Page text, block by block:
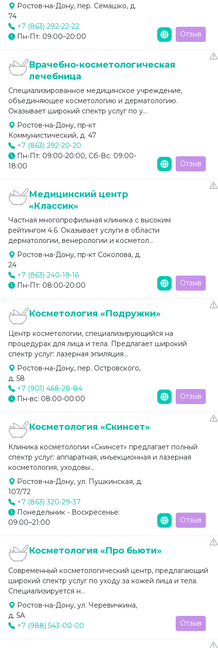
Ростов-на-Дону, пер. Семашко, д.
74
+7 (863) 292-22-22
Пн-Пт: 09:00–20:00
Отзыв
Врачебно-косметологическая
лечебница
Специализированное медицинское учреждение,
объединяющее косметологию и дерматологию.
Оказывает широкий спектр услуг по у...
Ростов-на-Дону, пр-кт
Коммунистический, д. 47
+7 (863) 292-20-20
Пн-Пт: 09:00-20:00, Сб-Вс: 09:00-
18:00
Отзыв
Медицинский центр
«Классик»
Частная многопрофильная клиника с высоким
рейтингом 4.6. Оказывает услуги в области
дерматологии, венерологии и косметол...
Ростов-на-Дону, пр-кт Соколова, д.
24
+7 (863) 240-19-16
Пн-Пт: 08:00-20:00
Отзыв
Косметология «Подружки»
Центр косметологии, специализирующийся на
процедурах для лица и тела. Предлагает широкий
спектр услуг: лазерная эпиляция...
Ростов-на-Дону, пер. Островского,
д. 58
+7 (901) 468-28-84
Пн-вс: 08:00-00:00
Отзыв
Косметология «Скинсет»
Клиника косметологии «Скинсет» предлагает полный
спектр услуг: аппаратная, инъекционная и лазерная
косметология, уходовы...
Ростов-на-Дону, ул. Пушкинская, д.
107/72
+7 (863) 320-29-37
Понедельник - Воскресенье:
09:00–21:00
Отзыв
Косметология «Про бьюти»
Современный косметологический центр, предлагающий
широкий спектр услуг по уходу за кожей лица и тела.
Специализируется н...
Ростов-на-Дону, ул. Черевичкина,
д. 5А
+7 (988) 543-00-00
Отзыв